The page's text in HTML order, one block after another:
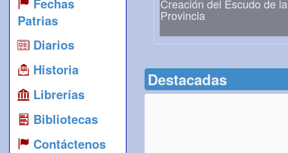
Patrias
Diarios
Historia
Librerías
Bibliotecas
Contáctenos
Creación del Escudo de la
Provincia
Destacadas